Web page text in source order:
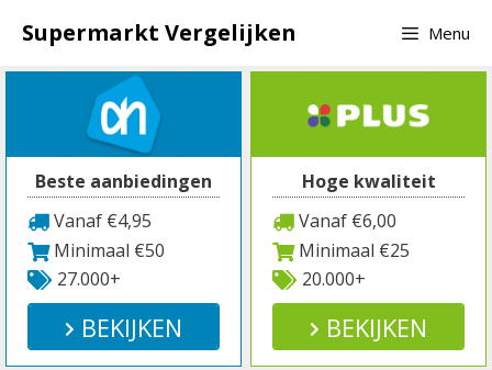
naar
inhoud
Supermarkt Vergelijken Menu
Beste aanbiedingen
Vanaf €4,95
Minimaal €50
27.000+
BEKIJKEN
Hoge kwaliteit
Vanaf €6,00
Minimaal €25
20.000+
BEKIJKEN